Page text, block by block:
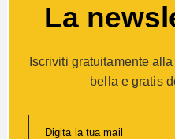
La
Iscriviti gratuitamente
bella e gratis
Digita la tua mail